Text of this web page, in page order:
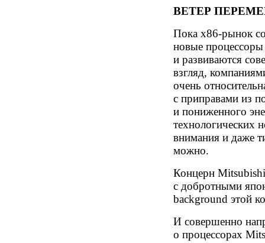
ВЕТЕР
Пока х86-рынок
новые
и развиваются
взгляд,
очень
с приправами из
и пониженного
технологических
внимания и даже
можно.
Концерн Mitsubishi
с добротными
background этой
И совершенно
о процессорах